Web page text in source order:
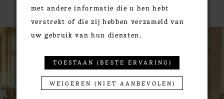
Related
Skip
PAUSE AUTOPLAY
PREVIOUS SLIDE
NEXT SLIDE
4
met andere informatie die u hen hebt
verstrekt of die zij hebben verzameld van
uw gebruik van hun diensten.
TOESTAAN (BESTE ERVARING)
WEIGEREN (NIET AANBEVOLEN)